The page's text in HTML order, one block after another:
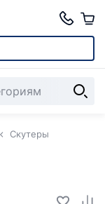
Скутеры